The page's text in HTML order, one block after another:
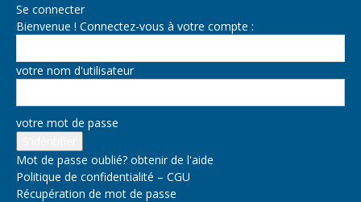
Se connecter
Bienvenue ! Connectez-vous à votre compte :
votre nom d'utilisateur
votre mot de passe
Mot de passe oublié? obtenir de l'aide
Politique de confidentialité – CGU
Récupération de mot de passe